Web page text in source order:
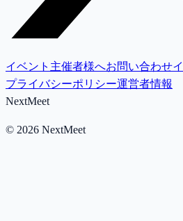
イベント主催者様へお問い合わせ
プライバシーポリシー運営者情報
NextMeet
© 2026 NextMeet